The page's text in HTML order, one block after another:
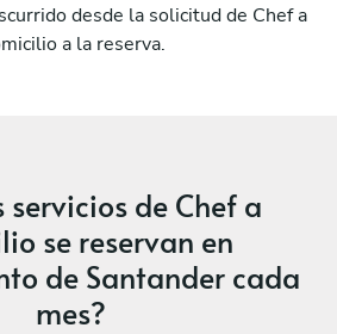
desde la solicitud de Chef a
a la reserva.
servicios de Chef a
se reservan en
de Santander cada
mes?